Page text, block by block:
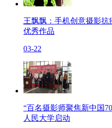
王飘飘：手机创意摄影
优秀作品
03-22
“百名摄影师聚焦新中国
人民大学启动